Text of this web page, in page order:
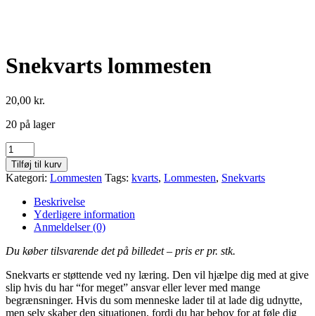
Snekvarts lommesten
20,00 kr.
20 på lager
Snekvarts
lommesten
antal
Tilføj til kurv
Kategori: Lommesten Tags: kvarts, Lommesten, Snekvarts
Beskrivelse
Yderligere information
Anmeldelser (0)
Du køber tilsvarende det på billedet – pris er pr. stk.
Snekvarts er støttende ved ny læring. Den vil hjælpe dig med at give
slip hvis du har “for meget” ansvar eller lever med mange
begrænsninger. Hvis du som menneske lader til at lade dig udnytte,
men selv skaber den situationen, fordi du har behov for at føle dig